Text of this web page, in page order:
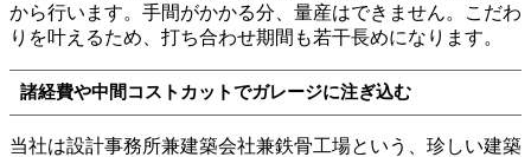
から行います。手間がかかる分、量産はできません。こだわ
りを叶えるため、打ち合わせ期間も若干長めになります。
諸経費や中間コストカットでガレージに注ぎ込む
当社は設計事務所兼建築会社兼鉄骨工場という、珍しい建築